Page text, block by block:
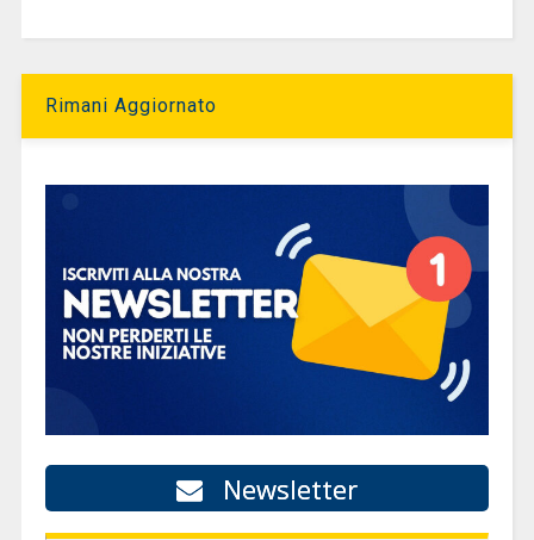
Rimani Aggiornato
Newsletter